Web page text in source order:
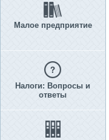
Малое предприятие
Налоги: Вопросы и
ответы